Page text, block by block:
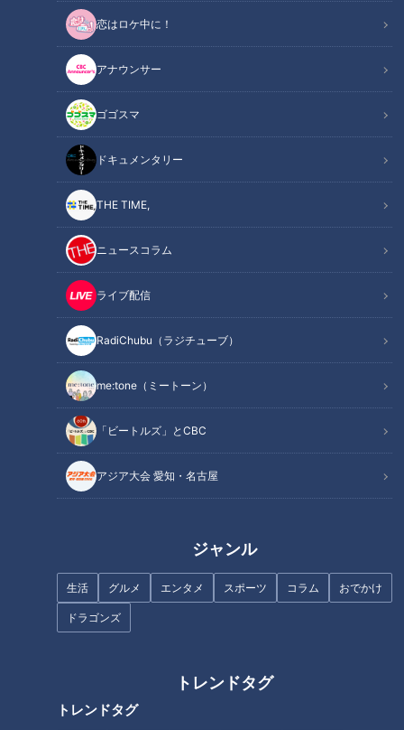
恋はロケ中に！
アナウンサー
ゴゴスマ
ドキュメンタリー
THE TIME,
ニュースコラム
ライブ配信
RadiChubu（ラジチューブ）
me:tone（ミートーン）
「ビートルズ」とCBC
アジア大会 愛知・名古屋
ジャンル
生活 グルメ エンタメ スポーツ コラム おでかけ
ドラゴンズ
トレンドタグ
トレンドタグ
この記事を見たあなたへのおすすめ
「あんかけスパゲティ」は名古
屋人限定でピンと来るご当地ネ
ーミング(!？)～大竹敏之のシ
ン・名古屋めし
売りは新鮮なネタとエンタメ
もそも「ベトコン」って何の
略？